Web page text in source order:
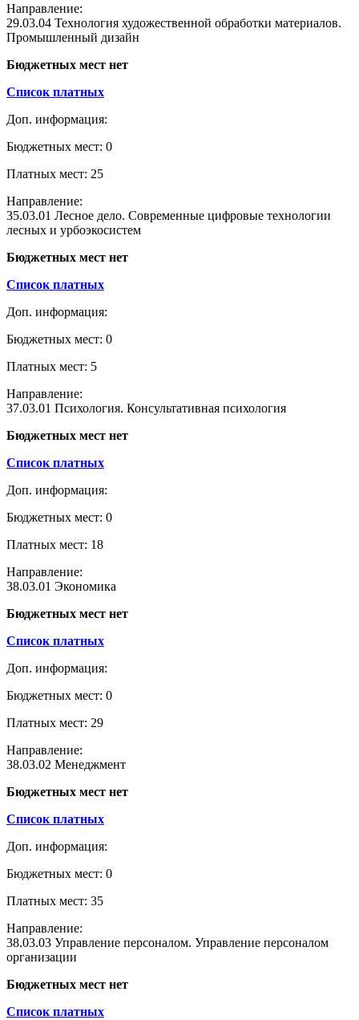
Направление:
29.03.04 Технология художественной обработки материалов.
Промышленный дизайн
Бюджетных мест нет
Список платных
Доп. информация:
Бюджетных мест: 0
Платных мест: 25
Направление:
35.03.01 Лесное дело. Современные цифровые технологии
лесных и урбоэкосистем
Бюджетных мест нет
Список платных
Доп. информация:
Бюджетных мест: 0
Платных мест: 5
Направление:
37.03.01 Психология. Консультативная психология
Бюджетных мест нет
Список платных
Доп. информация:
Бюджетных мест: 0
Платных мест: 18
Направление:
38.03.01 Экономика
Бюджетных мест нет
Список платных
Доп. информация:
Бюджетных мест: 0
Платных мест: 29
Направление:
38.03.02 Менеджмент
Бюджетных мест нет
Список платных
Доп. информация:
Бюджетных мест: 0
Платных мест: 35
Направление:
38.03.03 Управление персоналом. Управление персоналом
организации
Бюджетных мест нет
Список платных